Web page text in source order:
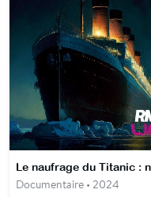
Documentaire • 2024